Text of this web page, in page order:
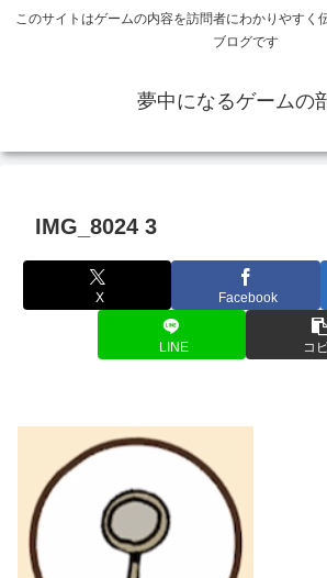
このサイトはゲームの内容を訪問者にわかりやすく
ブログです
夢中になるゲームの
IMG_8024 3
X Facebook
LINE コ